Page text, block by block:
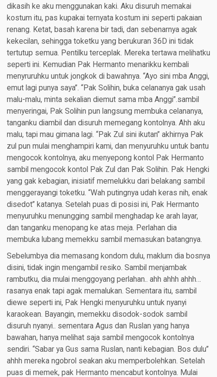
dikasih ke aku menggunakan kaki. Aku disuruh memakai
kostum itu, pas kupakai ternyata kostum ini seperti pakaian
renang. Ketat, basah karena bir tadi, dan sebenarnya agak
kekecilan, sehingga toketku yang berukuran 36D ini tidak
tertutup semua. Pentilku terceplak. Mereka tertawa melihatku
seperti ini. Kemudian Pak Hermanto menarikku kembali
menyruruhku untuk jongkok di bawahnya. “Ayo sini mba Anggi,
emut lagi punya saya”. “Pak Solihin, buka celananya gak usah
malu-malu, minta sekalian diemut sama mba Anggi”.sambil
menyeringai, Pak Solihin pun langsung membuka celananya,
tanganku diambil dan disuruh memegang kontolnya. Ahh aku
malu, tapi mau gimana lagi. “Pak Zul sini ikutan” akhirnya Pak
zul pun mulai menghampiri kami, dan menyuruhku untuk bantu
mengocok kontolnya, aku menyepong kontol Pak Hermanto
sambil mengocok kontol Pak Zul dan Pak Solihin. Pak Hengki
yang gak kebagian, inisiatif memelukku dari belakang sambil
menggerayangi toketku. “Wah putingnya udah keras nih, enak
disedot” katanya. Setelah puas di posisi ini, Pak Hermanto
menyuruhku menungging sambil menghadap ke arah layar,
dan tanganku menopang ke atas meja. Perlahan dia
membuka lubang memekku sambil memasukan batangnya.
Sebelumbya dia memasang kondom dulu, maklum dia bosnya
disini, tidak ingin mengambil resiko. Sambil menjambak
rambutku, dia mulai menggoyang perlahan.. ahh ahhh ahhh…
rasanya enak tapi agak memalukan. Sementara itu, sambil
diewe seperti ini, Pak Hengki menyuruhku untuk nyanyi
karaokean. Bayangin, memekku disodok-sodok sambil
disuruh nyanyi.. sementara Agus dan Ruslan yang hanya
bawahan, hanya melihat saja sambil mengocok kontolnya
sendiri. “Sabar ya Gus sama Ruslan, nanti kebagian. Bos dulu”
ahhh mereka ngobrol seakan aku memperbolehkan. Setelah
puas di memek, pak Hermanto mencabut kontolnya. Mulai